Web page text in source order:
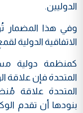
الدوليين.
وفي هذا المضمار
الاتفاقية الدولية
كمنظمة دولية
المتحدة فإن علاقة
المتحدة علاقة
بنودها أن تقدم